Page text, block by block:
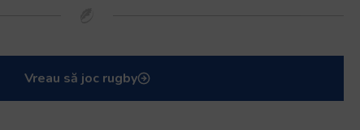
Vreau să joc rugby